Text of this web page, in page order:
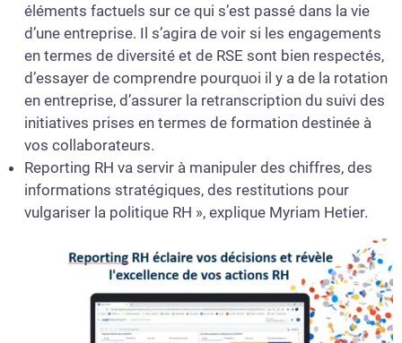
éléments factuels sur ce qui s’est passé dans la vie
d’une entreprise. Il s’agira de voir si les engagements
en termes de diversité et de RSE sont bien respectés,
d’essayer de comprendre pourquoi il y a de la rotation
en entreprise, d’assurer la retranscription du suivi des
initiatives prises en termes de formation destinée à
vos collaborateurs.
Reporting RH va servir à manipuler des chiffres, des
informations stratégiques, des restitutions pour
vulgariser la politique RH », explique Myriam Hetier.